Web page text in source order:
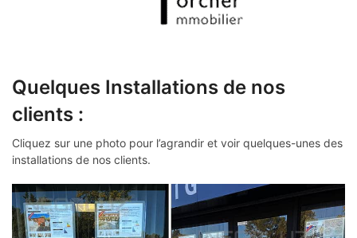
Quelques Installations de nos
clients :
Cliquez sur une photo pour l’agrandir et voir quelques-unes des
installations de nos clients.